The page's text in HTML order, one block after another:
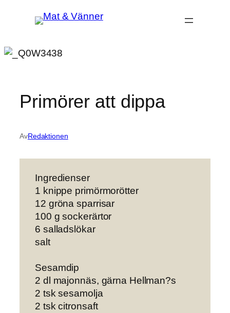
Primörer att dippa
AvRedaktionen
Ingredienser
1 knippe primörmorötter
12 gröna sparrisar
100 g sockerärtor
6 salladslökar
salt
Sesamdip
2 dl majonnäs, gärna Hellman?s
2 tsk sesamolja
2 tsk citronsaft